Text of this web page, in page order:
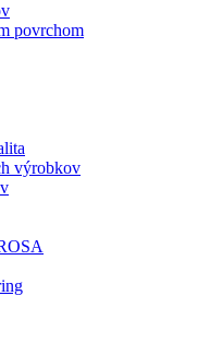
povrchom
výrobkov